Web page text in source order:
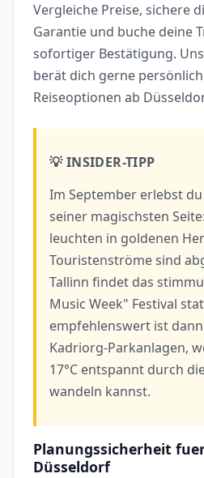
Vergleiche Preise, sichere
Garantie und buche deine
sofortiger Bestätigung.
berät dich gerne
Reiseoptionen ab
💡 INSIDER-TIPP
Im September erlebst
seiner magischsten
leuchten in goldenen
Touristenströme sind
Tallinn findet das
Music Week" Festival
empfehlenswert ist
Kadriorg-Parkanlagen,
17°C entspannt durch
wandeln kannst.
Planungssicherheit
Düsseldorf